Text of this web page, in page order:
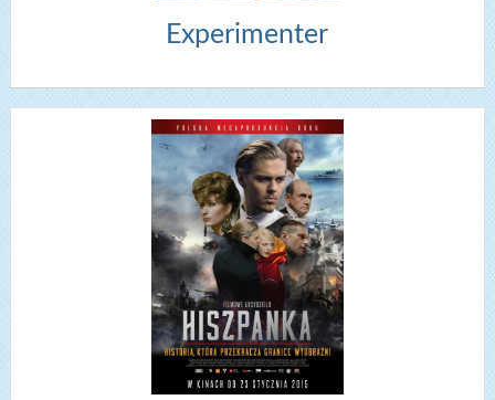
Experimenter